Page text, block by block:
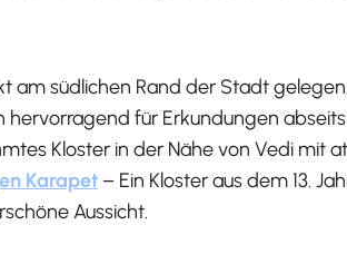
am südlichen Rand der Stadt
hervorragend für Erkundungen
Kloster in der Nähe von Vedi mit
Karapet – Ein Kloster aus dem 13.
Aussicht.